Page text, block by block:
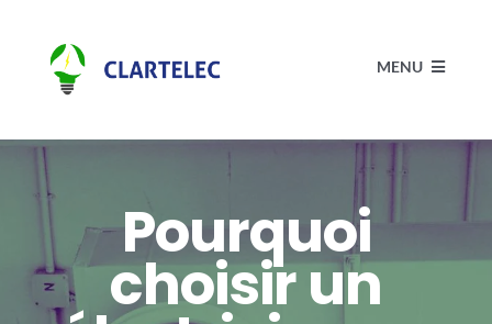
contenu
MENU
Électricité
Actualités
Pourquoi
choisir un